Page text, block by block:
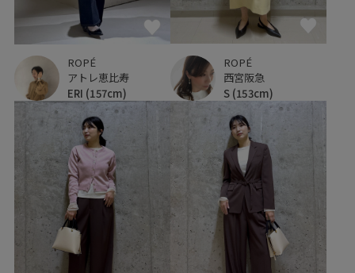
ROPÉ
アトレ恵比寿
ERI (157cm)
ROPÉ
西宮阪急
S (153cm)